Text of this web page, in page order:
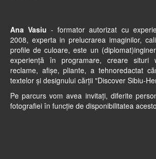
Ana Vasiu - formator autorizat cu
2008, experta in prelucrarea imaginilor,
profile de culoare, este un
experiență în programare, creare situri
reclame, afișe, pliante, a tehnoredactat
textelor și designului cărții "Discover Sibiu-
Pe parcurs vom avea invitați, diferite
fotografiei în funcție de disponibilitatea